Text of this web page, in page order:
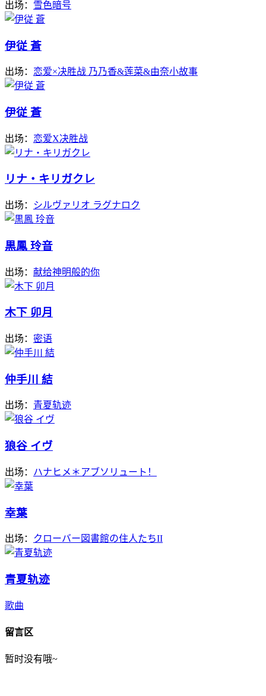
出场： 雪色暗号
伊従 蒼
出场： 恋爱×决胜战 乃乃香&莲菜&由奈小故事
伊従 蒼
出场： 恋爱X决胜战
リナ・キリガクレ
出场： シルヴァリオ ラグナロク
黒鳳 玲音
出场： 献给神明般的你
木下 卯月
出场： 密语
仲手川 結
出场： 青夏轨迹
狼谷 イヴ
出场： ハナヒメ＊アブソリュート！
幸葉
出场： クローバー図書館の住人たちII
青夏轨迹
歌曲
留言区
暂时没有哦~